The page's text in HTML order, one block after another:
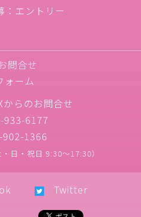
：エントリー
問合せ
ォーム
からのお問合せ
933-6177
902-1366
日・祝日 9:30〜17:30）
Twitter